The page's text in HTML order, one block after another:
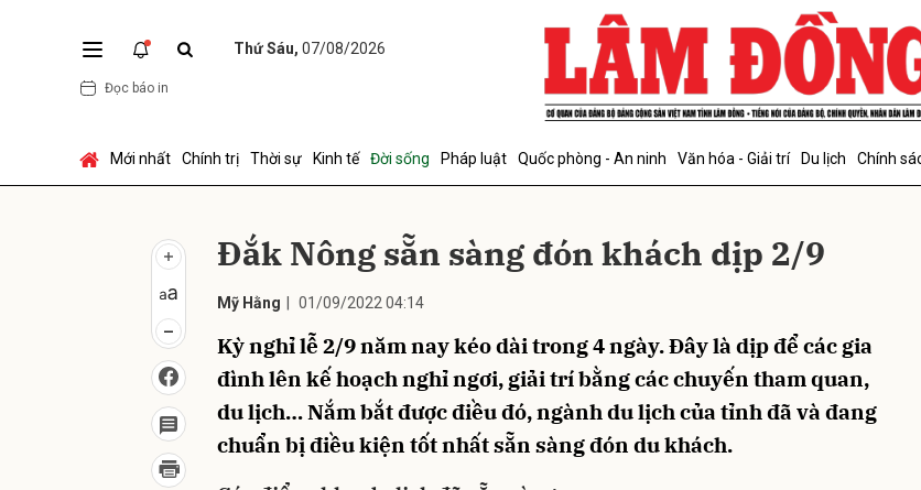
Thứ Sáu, 07/08/2026
Đọc báo in
Mới nhất Chính trị Thời sự Kinh tế Đời sống Pháp luật Quốc phòng - An ninh Văn hóa - Giải trí Du lịch Chính
Ðắk Nông sẵn sàng đón khách dịp 2/9
Mỹ Hằng 01/09/2022 04:14
Kỳ nghỉ lễ 2/9 năm nay kéo dài trong 4 ngày. Đây là dịp để các gia
đình lên kế hoạch nghỉ ngơi, giải trí bằng các chuyến tham quan,
du lịch… Nắm bắt được điều đó, ngành du lịch của tỉnh đã và đang
chuẩn bị điều kiện tốt nhất sẵn sàng đón du khách.
Gửi bình luận